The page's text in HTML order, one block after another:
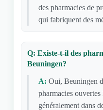
des pharmacies de
qui fabriquent des
Q: Existe-t-il des
Beuningen?
A: Oui, Beuningen
pharmacies
généralement dans